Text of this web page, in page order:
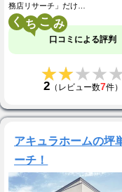
務店リサーチ」だけ…
く こ
口コミによる評判
2（レビュー数7件）
アキュラホームの坪
ーチ！